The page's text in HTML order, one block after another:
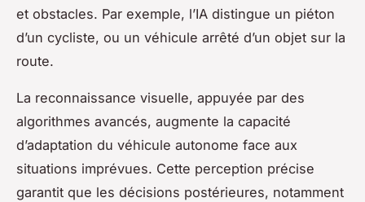
et obstacles. Par exemple, l’IA distingue un piéton
d’un cycliste, ou un véhicule arrêté d’un objet sur la
route.
La reconnaissance visuelle, appuyée par des
algorithmes avancés, augmente la capacité
d’adaptation du véhicule autonome face aux
situations imprévues. Cette perception précise
garantit que les décisions postérieures, notamment